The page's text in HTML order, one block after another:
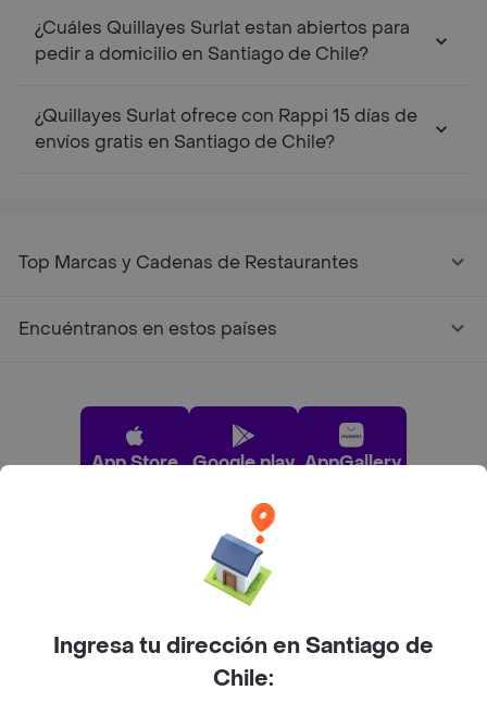
¿Cuáles Quillayes Surlat estan abiertos para
pedir a domicilio en Santiago de Chile?
¿Quillayes Surlat ofrece con Rappi 15 días de
envíos gratis en Santiago de Chile?
Top Marcas y Cadenas de Restaurantes
Encuéntranos en estos países
App Store Google play AppGallery
Pide tu comida favorita cerca de ti
Categorías
Ingresa tu dirección en Santiago de
Chile: